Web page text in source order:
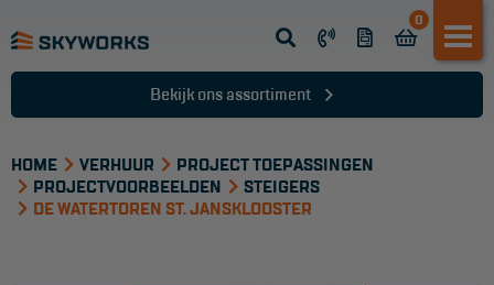
0
Opsteek ladder
Schuifladder
Telescopische ladder
Dakladder
Bekijk ons assortiment
HOME VERHUUR
PROJECT TOEPASSINGEN
PROJECTVOORBEELDEN
STEIGERS
DE WATERTOREN ST. JANSKLOOSTER